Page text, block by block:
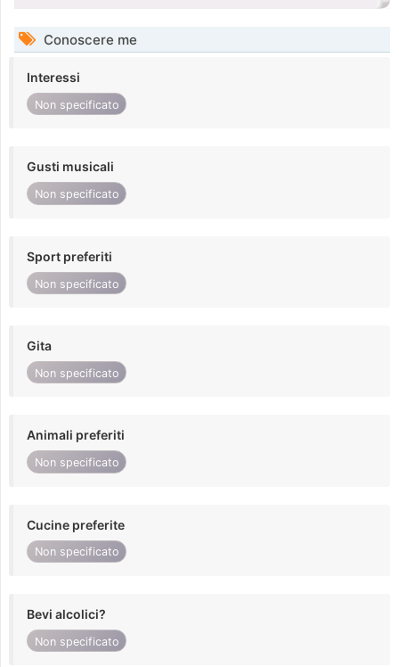
Conoscere me
Interessi
Non specificato
Gusti musicali
Non specificato
Sport preferiti
Non specificato
Gita
Non specificato
Animali preferiti
Non specificato
Cucine preferite
Non specificato
Bevi alcolici?
Non specificato